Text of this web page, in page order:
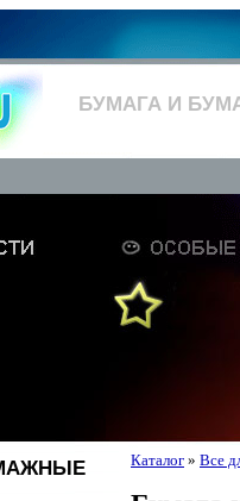
БУМАГА И
Каталог » Все